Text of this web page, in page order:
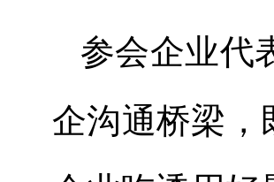
参会企业代
企沟通桥梁，